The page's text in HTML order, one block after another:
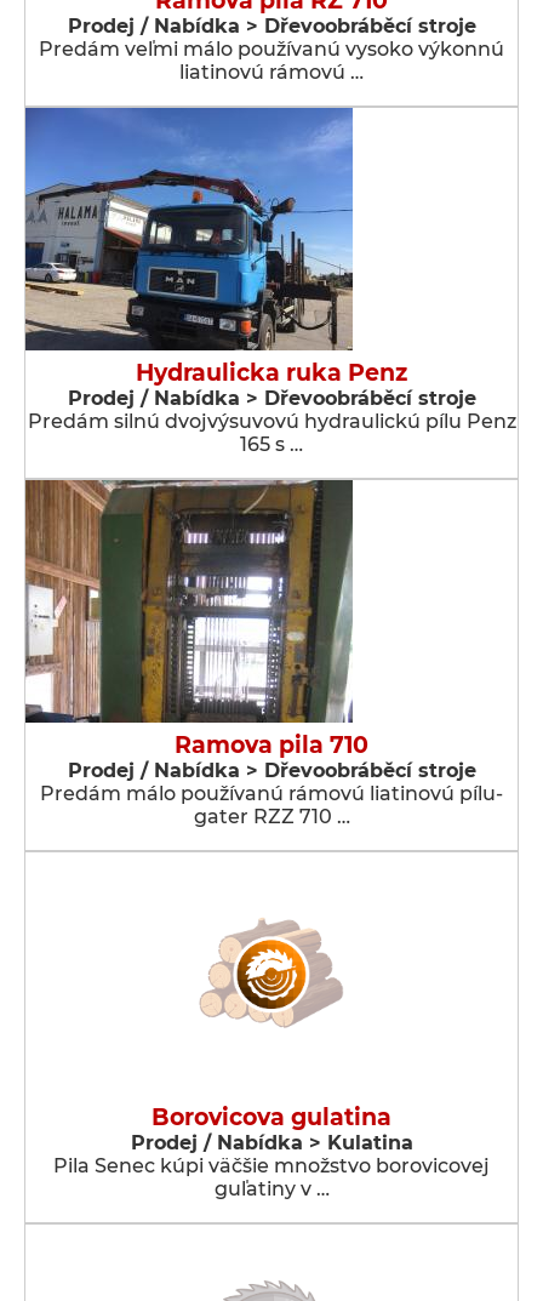
Prodej / Nabídka > Dřevoobráběcí stroje
Predám veľmi málo používanú vysoko výkonnú
liatinovú rámovú …
Hydraulicka ruka Penz
Prodej / Nabídka > Dřevoobráběcí stroje
Predám silnú dvojvýsuvovú hydraulickú pílu Penz
165 s …
Ramova pila 710
Prodej / Nabídka > Dřevoobráběcí stroje
Predám málo používanú rámovú liatinovú pílu-
gater RZZ 710 …
Borovicova gulatina
Prodej / Nabídka > Kulatina
Pila Senec kúpi väčšie množstvo borovicovej
guľatiny v …